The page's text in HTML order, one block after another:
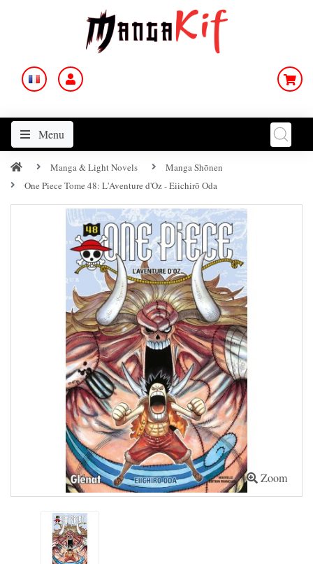
Menu
Manga & Light Novels
Manga Shōnen
One Piece Tome 48: L'Aventure d'Oz - Eiichirō Oda
Zoom